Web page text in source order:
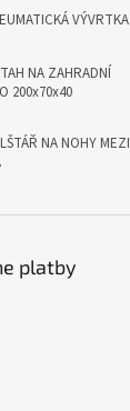
VÝVRTKA
NA ZAHRADNÍ
200x70x40
NA NOHY MEZI
platby